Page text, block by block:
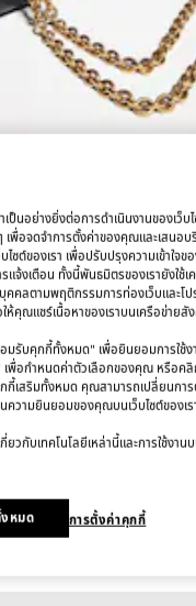
medium shoulder bag
ป็นอย่างยิ่งต่อการดำเนินงานของเว็
เพื่อจดจำการตั้งค่าของคุณและเสนอบ
ซต์ของเรา เพื่อปรับปรุงความเข้าใจข
แจ้งเตือน ทั้งนี้พันธมิตรของเรายังใช้
คคลตามพฤติกรรมการท่องเว็บและโ
ให้คุณแชร์เนื้อหาของเราบนเครือข่าย
รับคุกกี้ทั้งหมด" เพื่อยินยอมการใช้ง
พื่อกำหนดค่าตัวเลือกของคุณ หรือค
กี้เสริมทั้งหมด คุณสามารถเปลี่ยนกา
ความยินยอมของคุณบนเว็บไซต์ของเร
ยวกับเทคโนโลยีเหล่านี้และการใช้งาน
การตั้งค่าคุกกี้
หมด